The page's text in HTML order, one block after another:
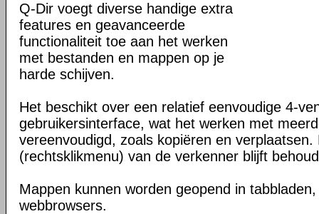
Q-Dir voegt diverse handige extra
features en geavanceerde
functionaliteit toe aan het werken
met bestanden en mappen op je
harde schijven.
Het beschikt over een relatief eenvoudige 4-
gebruikersinterface, wat het werken met
vereenvoudigd, zoals kopiëren en
(rechtsklikmenu) van de verkenner blijft
Mappen kunnen worden geopend in
webbrowsers.